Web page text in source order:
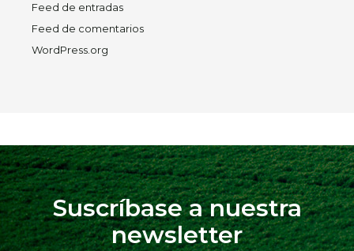
Feed de entradas
Feed de comentarios
WordPress.org
Suscríbase a nuestra
newsletter